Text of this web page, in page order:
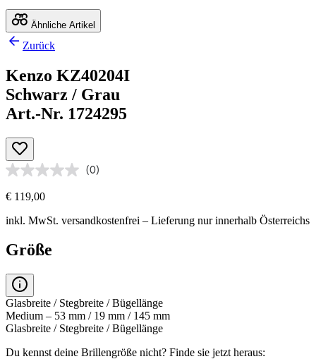
Ähnliche Artikel
Zurück
Kenzo KZ40204I
Schwarz / Grau
Art.-Nr. 1724295
(0)
€ 119,00
inkl. MwSt. versandkostenfrei – Lieferung nur innerhalb Österreichs
Größe
Glasbreite / Stegbreite / Bügellänge
Medium – 53 mm / 19 mm / 145 mm
Glasbreite / Stegbreite / Bügellänge
Du kennst deine Brillengröße nicht? Finde sie jetzt heraus: